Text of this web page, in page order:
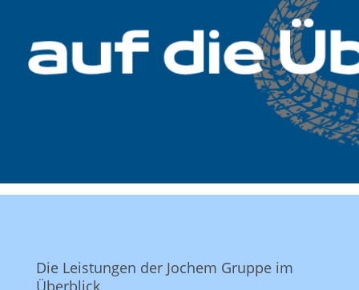
Die Leistungen der Jochem Gruppe im
Überblick